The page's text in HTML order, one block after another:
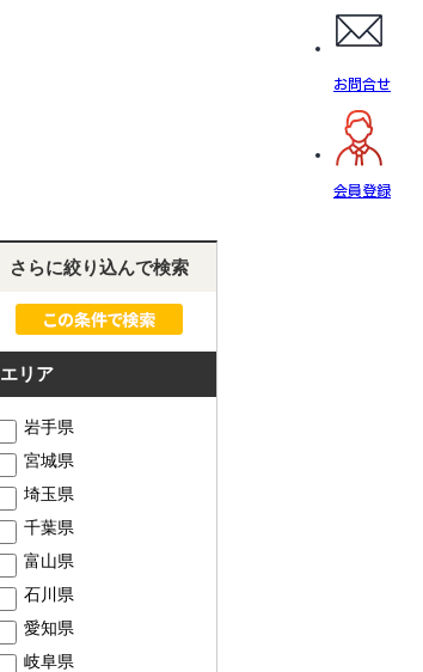
お問合せ
会員登録
さらに絞り込んで検索
エリア
岩手県
宮城県
埼玉県
千葉県
富山県
石川県
愛知県
岐阜県